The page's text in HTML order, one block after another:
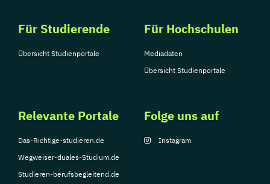
Für Studierende
Übersicht Studienportale
Für Hochschulen
Mediadaten
Übersicht Studienportale
Relevante Portale
Das-Richtige-studieren.de
Wegweiser-duales-Studium.de
Studieren-berufsbegleitend.de
Folge uns auf
Instagram